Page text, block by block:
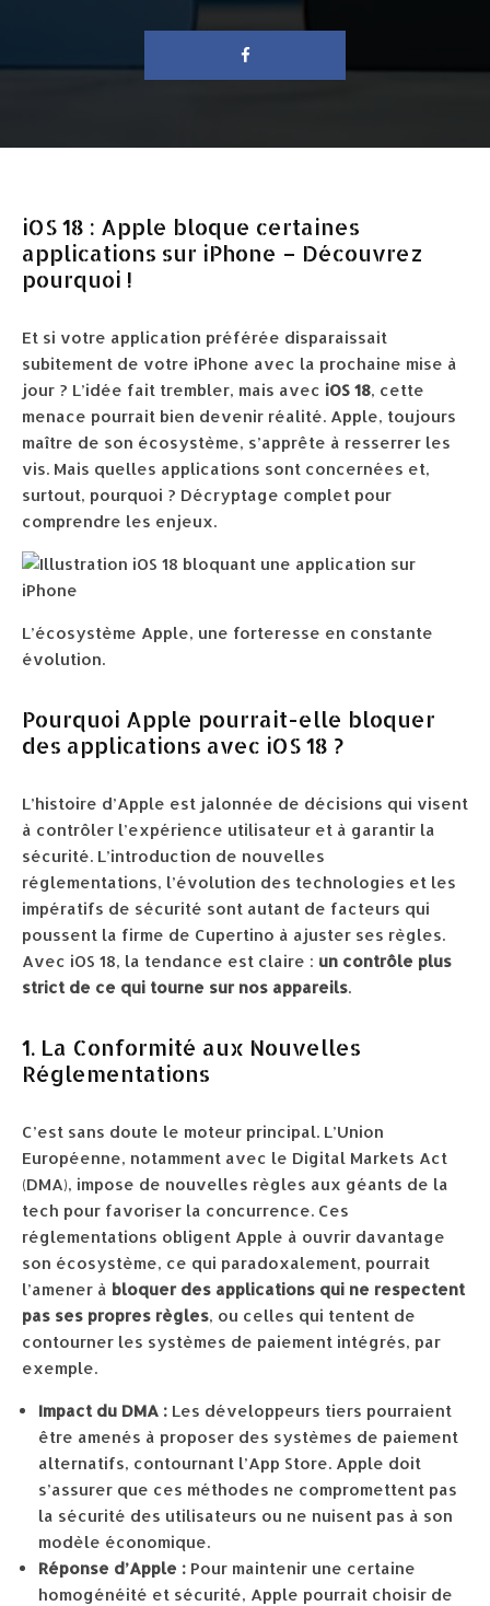
iOS 18 : Apple bloque certaines
applications sur iPhone – Découvrez
pourquoi !
Et si votre application préférée disparaissait
subitement de votre iPhone avec la prochaine mise à
jour ? L’idée fait trembler, mais avec iOS 18, cette
menace pourrait bien devenir réalité. Apple, toujours
maître de son écosystème, s’apprête à resserrer les
vis. Mais quelles applications sont concernées et,
surtout, pourquoi ? Décryptage complet pour
comprendre les enjeux.
L’écosystème Apple, une forteresse en constante
évolution.
Pourquoi Apple pourrait-elle bloquer
des applications avec iOS 18 ?
L’histoire d’Apple est jalonnée de décisions qui visent
à contrôler l’expérience utilisateur et à garantir la
sécurité. L’introduction de nouvelles
réglementations, l’évolution des technologies et les
impératifs de sécurité sont autant de facteurs qui
poussent la firme de Cupertino à ajuster ses règles.
Avec iOS 18, la tendance est claire : un contrôle plus
strict de ce qui tourne sur nos appareils.
1. La Conformité aux Nouvelles
Réglementations
C’est sans doute le moteur principal. L’Union
Européenne, notamment avec le Digital Markets Act
(DMA), impose de nouvelles règles aux géants de la
tech pour favoriser la concurrence. Ces
réglementations obligent Apple à ouvrir davantage
son écosystème, ce qui paradoxalement, pourrait
l’amener à bloquer des applications qui ne respectent
pas ses propres règles, ou celles qui tentent de
contourner les systèmes de paiement intégrés, par
exemple.
Impact du DMA : Les développeurs tiers pourraient
être amenés à proposer des systèmes de paiement
alternatifs, contournant l’App Store. Apple doit
s’assurer que ces méthodes ne compromettent pas
la sécurité des utilisateurs ou ne nuisent pas à son
modèle économique.
Réponse d’Apple : Pour maintenir une certaine
homogénéité et sécurité, Apple pourrait choisir de